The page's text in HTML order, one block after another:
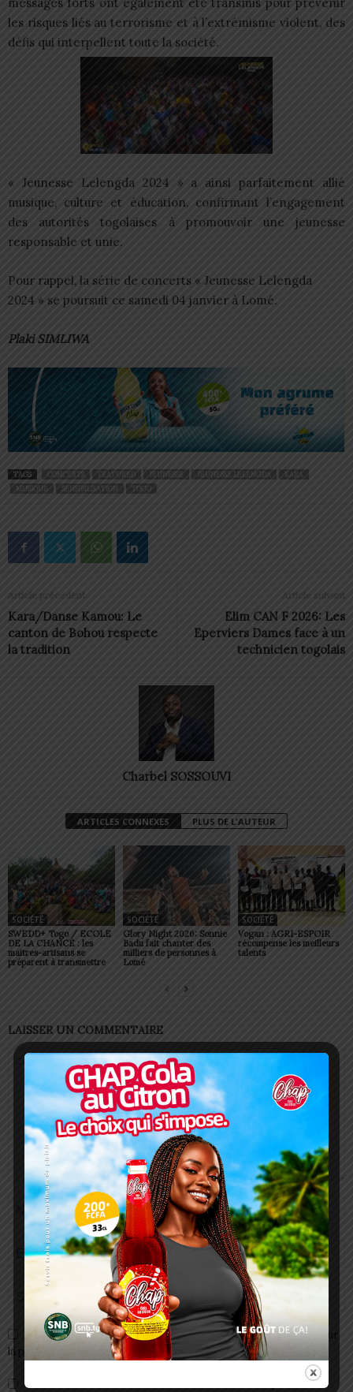
messages forts ont également été transmis pour prévenir
les risques liés au terrorisme et à l’extrémisme violent, des
défis qui interpellent toute la société.
« Jeunesse Lelengda 2024 » a ainsi parfaitement allié
musique, culture et éducation, confirmant l’engagement
des autorités togolaises à promouvoir une jeunesse
responsable et unie.
Pour rappel, la série de concerts « Jeunesse Lelengda
2024 » se poursuit ce samedi 04 janvier à Lomé.
Plaki SIMLIWA
TAGS CONCERTS FEATURED JEUNESSE JEUNESSE LELENGDA
KARA
MUSIQUE
SENSIBILISATION TOGO
Article précédent
Kara/Danse Kamou: Le
canton de Bohou respecte
la tradition
Article suivant
Elim CAN F 2026: Les
Eperviers Dames face à un
technicien togolais
Charbel SOSSOUVI
ARTICLES CONNEXES PLUS DE L'AUTEUR
SOCIÉTÉ
SWEDD+ Togo / ECOLE
DE LA CHANCE : les
maitres-artisans se
préparent à transmettre
SOCIÉTÉ
Glory Night 2026: Sonnie
Badu fait chanter des
milliers de personnes à
Lomé
SOCIÉTÉ
Vogan : AGRI-ESPOIR
récompense les meilleurs
talents
LAISSER UN COMMENTAIRE
Enregistrer mon nom, email et site web dans ce navigateur pour
la prochaine fois que je commenterai.
Prévenez-moi de tous les nouveaux commentaires par e-mail.